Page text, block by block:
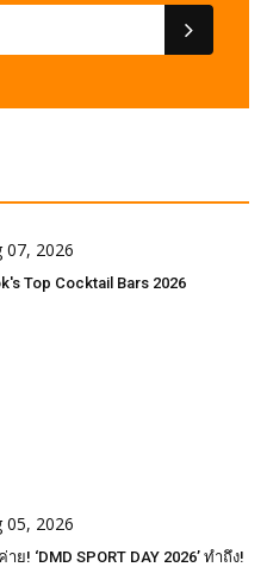
07, 2026
Top Cocktail Bars 2026
05, 2026
ย! ‘DMD SPORT DAY 2026’ ทำถึง!